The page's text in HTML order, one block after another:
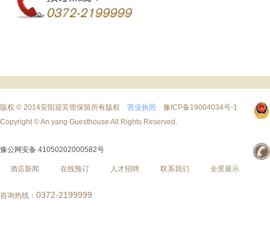
版权 © 2014安阳迎宾馆保留所有版权 营业执照
豫ICP备19004034号-1
Copyright © An yang Guesthouse All Rights Reserved.
豫公网安备 41050202000582号
咨询热线： 0372-2199999
酒店新闻 在线预订 人才招聘 联系我们 全景展示